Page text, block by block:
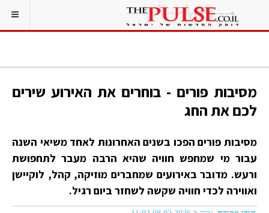
מסיבות פורים - בוחרים את האירוע שירים
לכם את החג
מסיבות פורים הפכו בשנים האחרונות לאחד משיאי השנה
עבור מי שמחפש חוויה שהיא הרבה מעבר לתחפושת
ורעש. מדובר באירועים שמחברים מוזיקה, קהל, לוקיישן
ואווירה לכדי חוויה שקשה לשחזר ביום רגיל.